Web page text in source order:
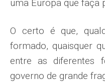
uma Europa que faça
O certo é que,
formado, quaisquer
entre as diferentes
governo de grande